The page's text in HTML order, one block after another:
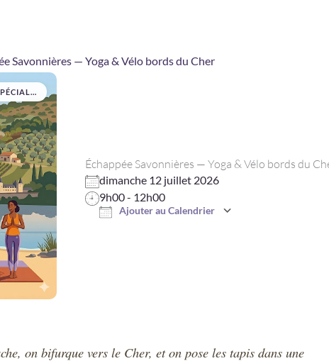
Savonnières — Yoga & Vélo bords du Cher
Échappée Savonnières — Yoga & Vélo bords du
dimanche 12 juillet 2026
9h00 - 12h00
Ajouter au Calendrier
on bifurque vers le Cher, et on pose les tapis dans une